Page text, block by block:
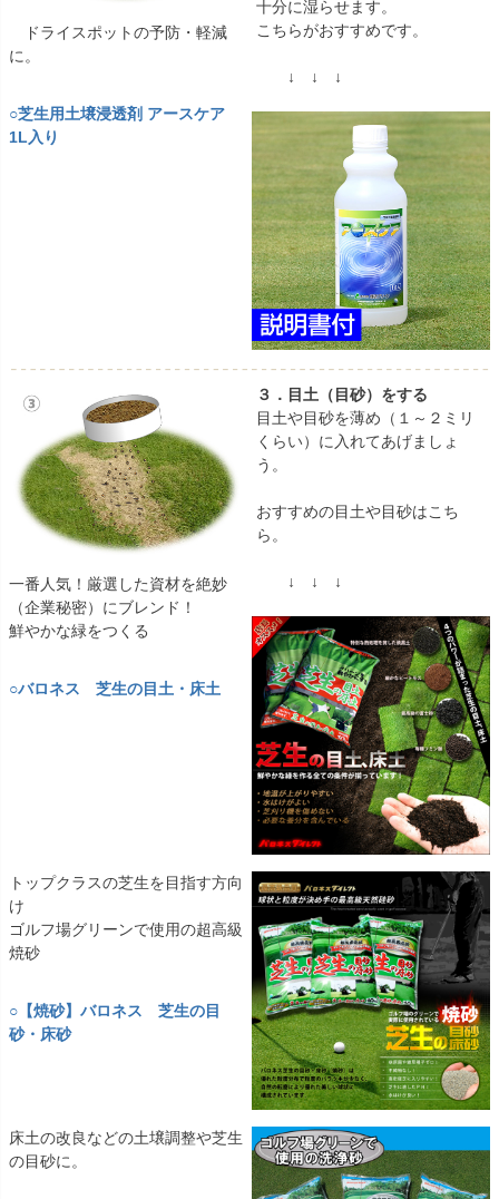
十分に湿らせます。
こちらがおすすめです。
↓ ↓ ↓
ドライスポットの予防・軽減
に。
○芝生用土壌浸透剤 アースケア
1L入り
３．目土（目砂）をする
目土や目砂を薄め（１～２ミリ
くらい）に入れてあげましょ
う。
おすすめの目土や目砂はこち
ら。
↓ ↓ ↓
一番人気！厳選した資材を絶妙
（企業秘密）にブレンド！
鮮やかな緑をつくる
○バロネス 芝生の目土・床土
トップクラスの芝生を目指す方向
け
ゴルフ場グリーンで使用の超高級
焼砂
○【焼砂】バロネス 芝生の目
砂・床砂
床土の改良などの土壌調整や芝生
の目砂に。